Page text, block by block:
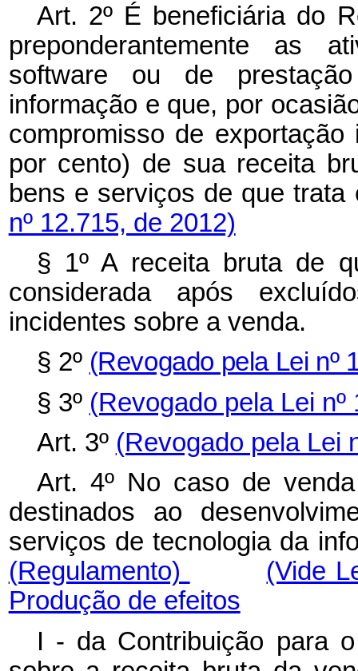
Art. 2º É beneficiária do
preponderantemente as
software ou de
informação e que, por
compromisso de
por cento) de sua receita
bens e serviços de que
nº 12.715, de 2012)
§ 1º A receita bruta de
considerada após
incidentes sobre a venda.
§ 2º (Revogado pela Lei nº
§ 3º (Revogado pela Lei nº
Art. 3º (Revogado pela Lei
Art. 4º No caso de
destinados ao
serviços de tecnologia da
(Regulamento)
(Vide
Produção de efeitos
I - da Contribuição para